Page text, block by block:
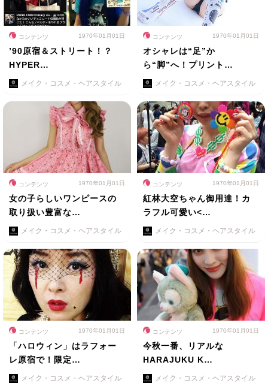
コンテンツ 1970年01月01日
’90原宿＆ストリート！？
HYPER…
メイク・コスメ・ヘアスタイル
コンテンツ 1970年01月01日
オシャレは“足”か
ら“脚”へ！プリント…
メイク・コスメ・ヘアスタイル
コンテンツ 1970年01月01日
女の子らしいワンピースの
取り扱い豊富な…
メイク・コスメ・ヘアスタイル
コンテンツ 1970年01月01日
紅林大空ちゃん御用達！カ
ラフル可愛い<…
メイク・コスメ・ヘアスタイル
コンテンツ 1970年01月01日
「ハロウィン」はラフォー
レ原宿で！限定…
メイク・コスメ・ヘアスタイル
コンテンツ 1970年01月01日
今秋一番、リアルな
HARAJUKU K…
メイク・コスメ・ヘアスタイル